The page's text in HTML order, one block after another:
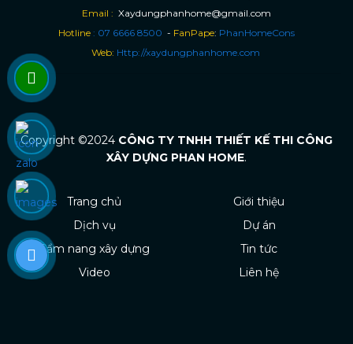
Email : Xaydungphanhome@gmail.com
Hotline : 07 6666 8500 - FanPape: PhanHomeCons
Web: Http://xaydungphanhome.com
Copyright ©2024 CÔNG TY TNHH THIẾT KẾ THI CÔNG
XÂY DỰNG PHAN HOME.
Trang chủ
Giới thiệu
Dịch vụ
Dự án
Cẩm nang xây dựng
Tin tức
Video
Liên hệ